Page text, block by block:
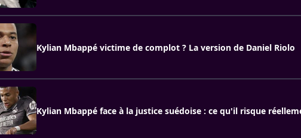
Kylian Mbappé victime de complot ? La version de Daniel Riolo
Kylian Mbappé face à la justice suédoise : ce qu'il risque